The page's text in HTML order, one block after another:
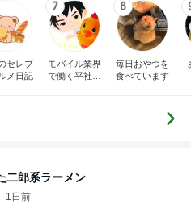
セレブ
メ日記
7
モバイル業界
で働く平社員
8
毎日おやつを
食べています
二郎系ラーメン
1日前